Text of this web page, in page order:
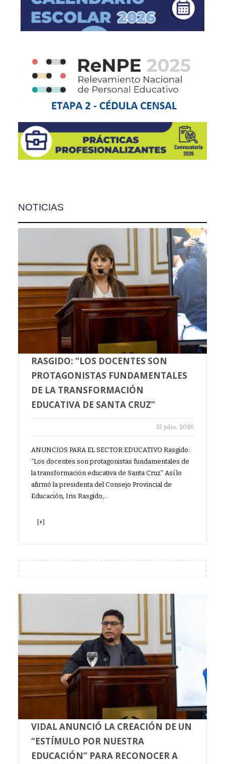
NOTICIAS
RASGIDO: “LOS DOCENTES SON
PROTAGONISTAS FUNDAMENTALES
DE LA TRANSFORMACIÓN
EDUCATIVA DE SANTA CRUZ”
31 julio, 2026
ANUNCIOS PARA EL SECTOR EDUCATIVO Rasgido:
“Los docentes son protagonistas fundamentales de
la transformación educativa de Santa Cruz” Así lo
afirmó la presidenta del Consejo Provincial de
Educación, Iris Rasgido,…
[+]
VIDAL ANUNCIÓ LA CREACIÓN DE UN
“ESTÍMULO POR NUESTRA
EDUCACIÓN” PARA RECONOCER A